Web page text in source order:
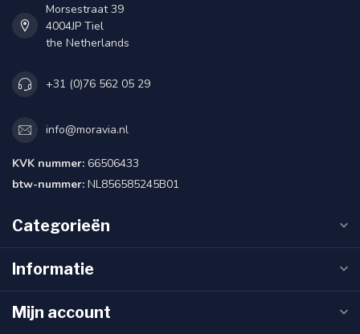
Morsestraat 39
4004JP Tiel
the Netherlands
+31 (0)76 562 05 29
info@moravia.nl
KVK nummer: 66506433
btw-nummer: NL856585245B01
Categorieën
Informatie
Mijn account